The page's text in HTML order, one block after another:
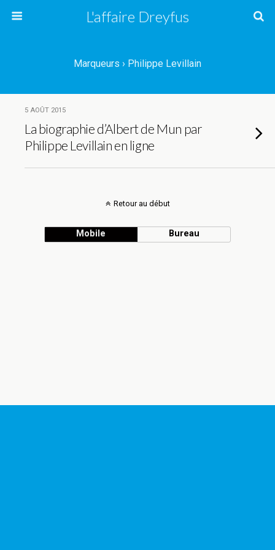
L'affaire Dreyfus
Marqueurs › Philippe Levillain
5 AOÛT 2015
La biographie d’Albert de Mun par
Philippe Levillain en ligne
Retour au début
Mobile Bureau